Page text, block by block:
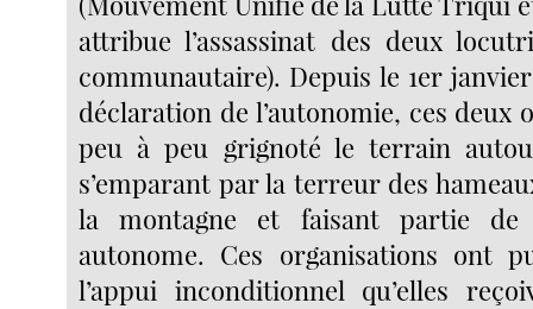
attribue l’assassinat des deux
communautaire). Depuis le 1er
déclaration de l’autonomie, ces deux
peu à peu grignoté le terrain
s’emparant par la terreur des
la montagne et faisant partie de
autonome. Ces organisations ont
l’appui inconditionnel qu’elles